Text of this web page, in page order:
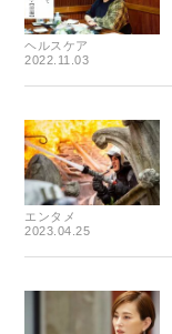
ヘルスケア
2022.11.03
エンタメ
2023.04.25